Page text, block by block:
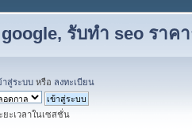
รับทำ seo ราค
าสู่ระบบ หรือ ลงทะเบียน
ะเวลาในเซสชั่น